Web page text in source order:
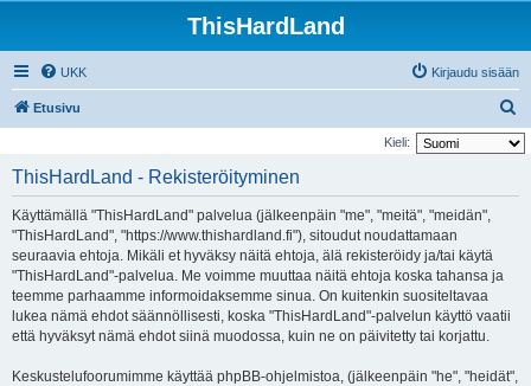
ThisHardLand
UKK Kirjaudu sisään
Etusivu
t
Kieli:
ThisHardLand - Rekisteröityminen
Käyttämällä "ThisHardLand" palvelua (jälkeenpäin "me", "meitä", "meidän",
"ThisHardLand", "https://www.thishardland.fi"), sitoudut noudattamaan
seuraavia ehtoja. Mikäli et hyväksy näitä ehtoja, älä rekisteröidy ja/tai käytä
"ThisHardLand"-palvelua. Me voimme muuttaa näitä ehtoja koska tahansa ja
teemme parhaamme informoidaksemme sinua. On kuitenkin suositeltavaa
lukea nämä ehdot säännöllisesti, koska "ThisHardLand"-palvelun käyttö vaatii
että hyväksyt nämä ehdot siinä muodossa, kuin ne on päivitetty tai korjattu.
Keskustelufoorumimme käyttää phpBB-ohjelmistoa, (jälkeenpäin "he", "heidät",